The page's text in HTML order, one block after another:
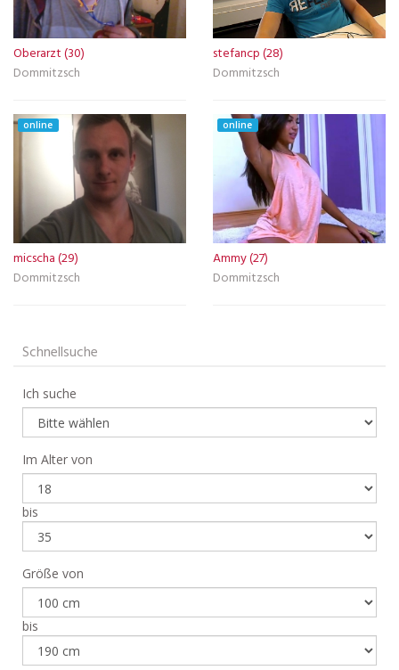
Oberarzt (30)
Dommitzsch
stefancp (28)
Dommitzsch
online
micscha (29)
Dommitzsch
online
Ammy (27)
Dommitzsch
Schnellsuche
Ich suche
Im Alter von
bis
Größe von
bis